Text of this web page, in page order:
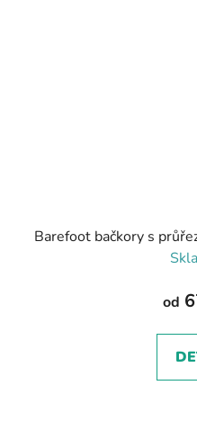
Barefoot bačkory s
od